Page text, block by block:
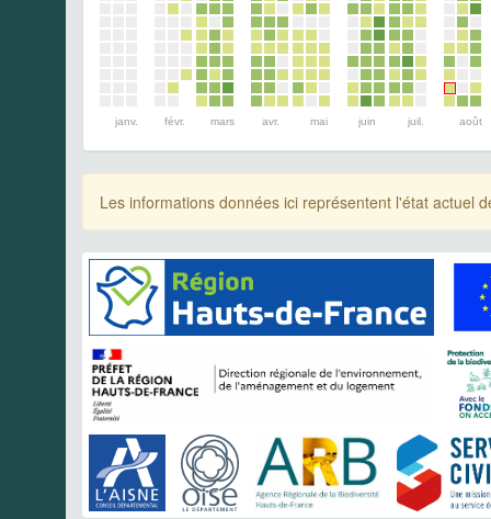
janv. févr. mars avr. mai juin juil. août
Les informations données ici représentent l'état actuel